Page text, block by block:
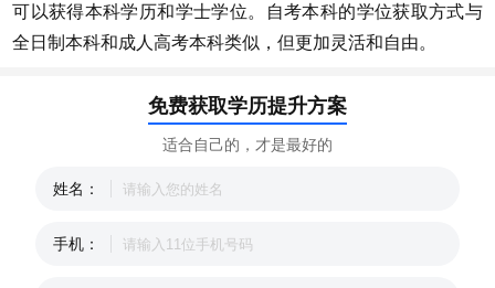
可以获得本科学历和学士学位。自考本科的学位获取方式与
全日制本科和成人高考本科类似，但更加灵活和自由。
免费获取学历提升方案
适合自己的，才是最好的
姓名：
手机：